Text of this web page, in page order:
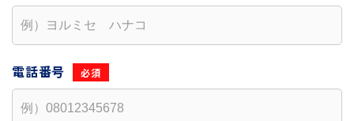
電話番号